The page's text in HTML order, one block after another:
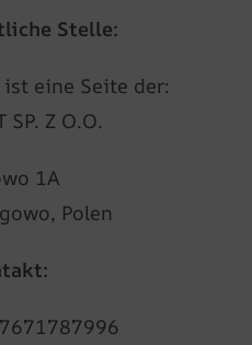
Stelle:
ist eine Seite der:
SP. Z O.O.
1A
Polen